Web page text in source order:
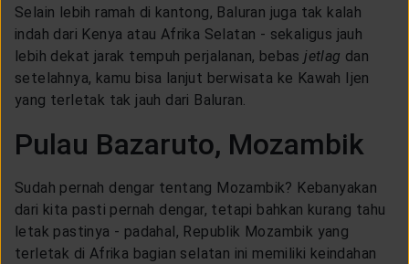
Selain lebih ramah di kantong, Baluran juga tak kalah
indah dari Kenya atau Afrika Selatan - sekaligus jauh
lebih dekat jarak tempuh perjalanan, bebasjetlag dan
setelahnya, kamu bisa lanjut berwisata ke Kawah Ijen
yang terletak tak jauh dari Baluran.
Pulau Bazaruto, Mozambik
Sudah pernah dengar tentang Mozambik? Kebanyakan
dari kita pasti pernah dengar, tetapi bahkan kurang tahu
letak pastinya - padahal, Republik Mozambik yang
terletak di Afrika bagian selatan ini memiliki keindahan